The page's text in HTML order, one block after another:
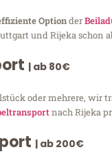
Optionder
und Rijeka schon
| ab 80€
oder mehrere, wir
nach Rijeka
| ab 200€